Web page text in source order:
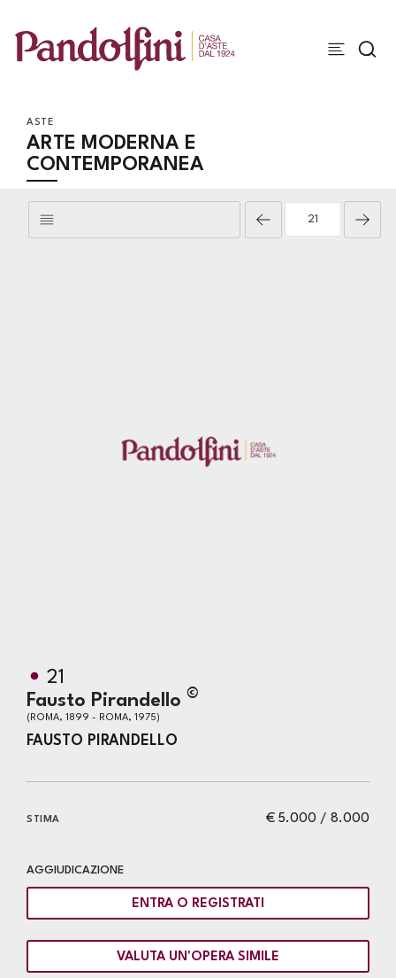
ASTE
ARTE MODERNA E
CONTEMPORANEA
21
Fausto Pirandello ©
(ROMA, 1899 - ROMA, 1975)
FAUSTO PIRANDELLO
€ 5.000 / 8.000
STIMA
AGGIUDICAZIONE
ENTRA O REGISTRATI
VALUTA UN'OPERA SIMILE